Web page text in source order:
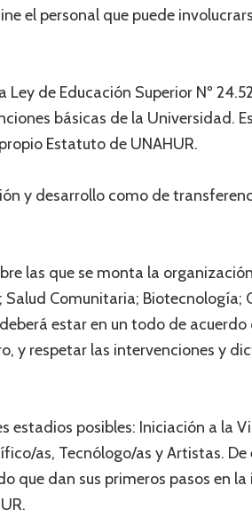
el personal que puede
de Educación Superior Nº
básicas de la Universidad.
Estatuto de UNAHUR.
y desarrollo como de
las que se monta la
Comunitaria; Biotecnología;
estar en un todo de acuerdo
y respetar las intervenciones y
estadios posibles: Iniciación a la
as, Tecnólogo/as y Artistas. De
que dan sus primeros pasos en